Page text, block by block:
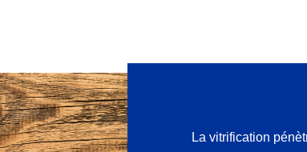
La vitrification